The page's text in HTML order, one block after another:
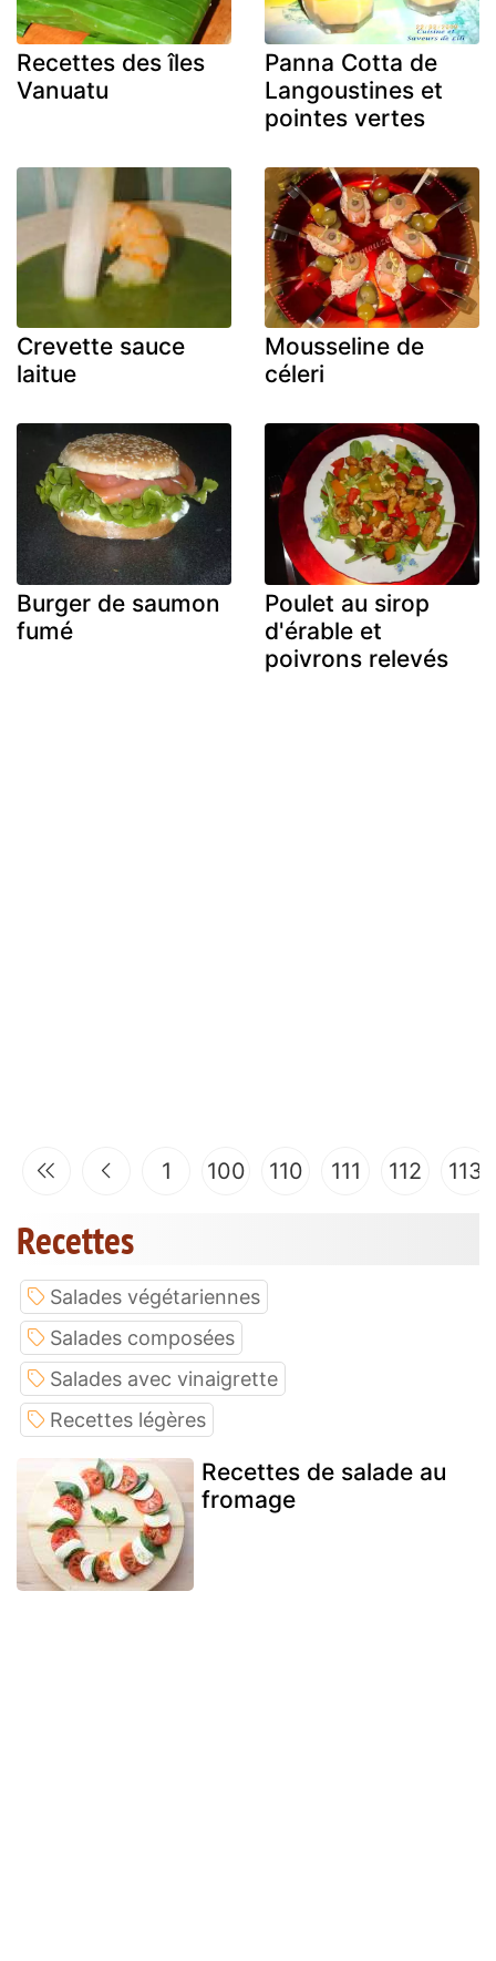
Recettes des îles
Vanuatu
Panna Cotta de
Langoustines et
pointes vertes
Crevette sauce
laitue
Mousseline de
céleri
Burger de saumon
fumé
Poulet au sirop
d'érable et
poivrons relevés
1 100 110 111 112 113
Recettes
Salades végétariennes
Salades composées
Salades avec vinaigrette
Recettes légères
Recettes de salade au
fromage